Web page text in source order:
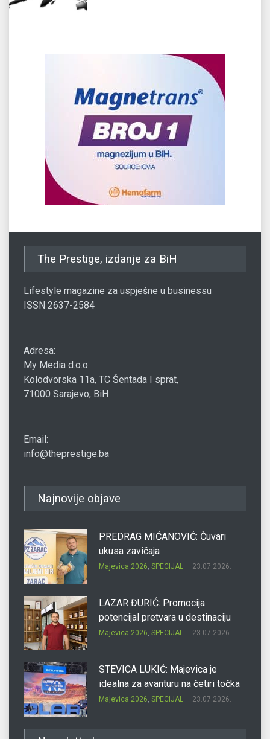
The Prestige, izdanje za BiH
Lifestyle magazine za uspješne u businessu
ISSN 2637-2584
Adresa:
My Media d.o.o.
Kolodvorska 11a, TC Šentada I sprat,
71000 Sarajevo, BiH
Email:
info@theprestige.ba
Najnovije objave
PREDRAG MIĆANOVIĆ: Čuvari
ukusa zavičaja
Majevica 2026, SPECIJAL 23.07.2026.
LAZAR ĐURIĆ: Promocija
potencijal pretvara u destinaciju
Majevica 2026, SPECIJAL 23.07.2026.
STEVICA LUKIĆ: Majevica je
idealna za avanturu na četiri točka
Majevica 2026, SPECIJAL 23.07.2026.